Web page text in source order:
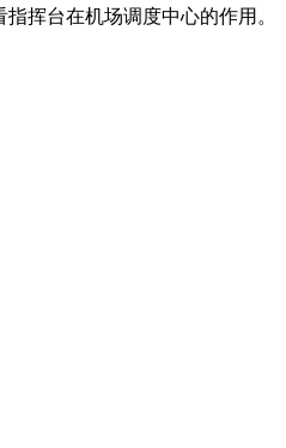
挥台在机场调度中心的作用。